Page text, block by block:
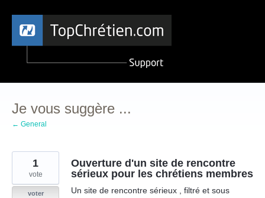
Aller
contenu
Je vous suggère ...
← General
Ouverture d'un site de rencontre
sérieux pour les chrétiens membres
Un site de rencontre sérieux , filtré et sous
1
vote
voter